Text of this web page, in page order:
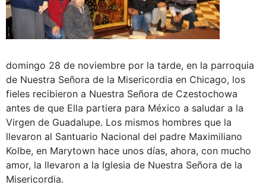
domingo 28 de noviembre por la tarde, en la parroquia
de Nuestra Señora de la Misericordia en Chicago, los
fieles recibieron a Nuestra Señora de Czestochowa
antes de que Ella partiera para México a saludar a la
Virgen de Guadalupe. Los mismos hombres que la
llevaron al Santuario Nacional del padre Maximiliano
Kolbe, en Marytown hace unos días, ahora, con mucho
amor, la llevaron a la Iglesia de Nuestra Señora de la
Misericordia.